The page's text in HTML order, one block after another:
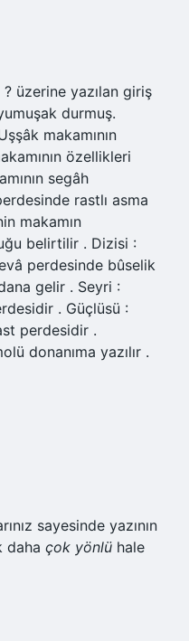
üzerine yazılan giriş
durmuş.
makamının
özellikleri
segâh
rastlı asma
makamın
belirtilir . Dizisi :
perdesinde bûselik
gelir . Seyri :
. Güçlüsü :
perdesidir .
donanıma yazılır .
sayesinde yazının
daha çok yönlü hale